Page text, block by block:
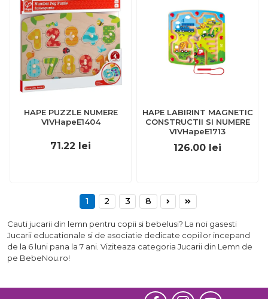
HAPE PUZZLE NUMERE
VIVHapeE1404
71.22 lei
HAPE LABIRINT MAGNETIC
CONSTRUCTII SI NUMERE
VIVHapeE1713
126.00 lei
1 2 3 8
Cauti jucarii din lemn pentru copii si bebelusi? La noi gasesti
Jucarii educationale si de asociatie dedicate copiilor incepand
de la 6 luni pana la 7 ani. Viziteaza categoria Jucarii din Lemn de
pe BebeNou.ro!